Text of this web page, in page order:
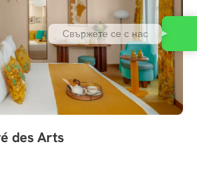
des Arts
Свържете се с нас